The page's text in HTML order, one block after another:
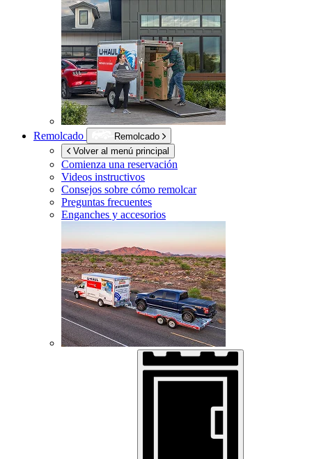
Remolcado
Remolcado
Volver al menú principal
Comienza una reservación
Videos instructivos
Consejos sobre cómo remolcar
Preguntas frecuentes
Enganches y accesorios